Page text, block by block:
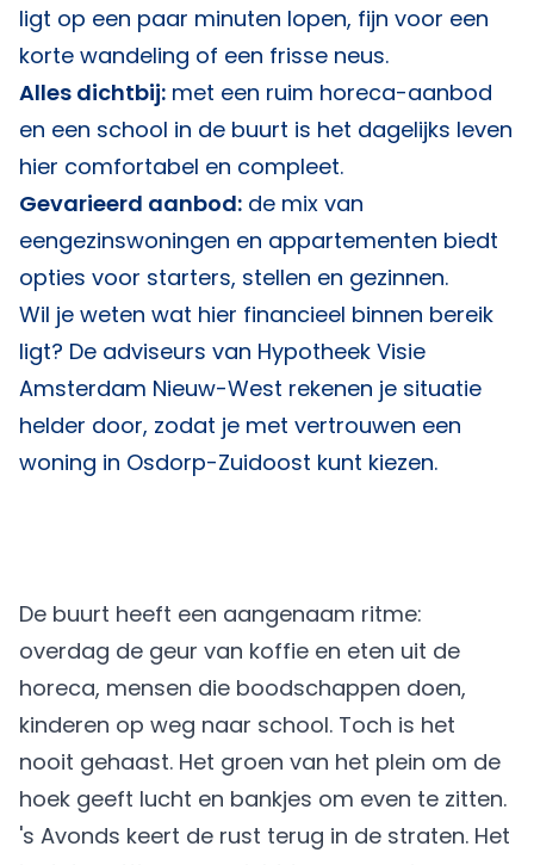
ligt op een paar minuten lopen, fijn voor een
korte wandeling of een frisse neus.
Alles dichtbij: met een ruim horeca-aanbod
en een school in de buurt is het dagelijks leven
hier comfortabel en compleet.
Gevarieerd aanbod: de mix van
eengezinswoningen en appartementen biedt
opties voor starters, stellen en gezinnen.
Wil je weten wat hier financieel binnen bereik
ligt? De adviseurs van Hypotheek Visie
Amsterdam Nieuw-West rekenen je situatie
helder door, zodat je met vertrouwen een
woning in Osdorp-Zuidoost kunt kiezen.
De buurt heeft een aangenaam ritme:
overdag de geur van koffie en eten uit de
horeca, mensen die boodschappen doen,
kinderen op weg naar school. Toch is het
nooit gehaast. Het groen van het plein om de
hoek geeft lucht en bankjes om even te zitten.
's Avonds keert de rust terug in de straten. Het